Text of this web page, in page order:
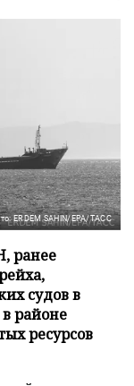
ERDEM SAHIN/EPA/ТАСС
ранее
судов в
районе
ресурсов